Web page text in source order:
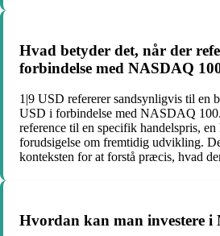
Hvad betyder det, når der
forbindelse med NASDAQ
1|9 USD refererer sandsynligvis til en
USD i forbindelse med NASDAQ
reference til en specifik handelspris,
forudsigelse om fremtidig udvikling.
konteksten for at forstå præcis, hvad
Hvordan kan man investere i